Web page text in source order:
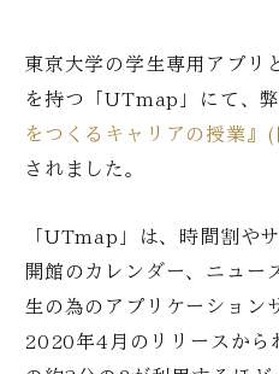
東京大学の学生専用アプリ
を持つ「UTmap」にて、
をつくるキャリアの授業』(
されました。
「UTmap」は、時間割や
開館のカレンダー、ニュー
生の為のアプリケーション
2020年4月のリリースから